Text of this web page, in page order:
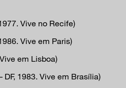
Vive no Recife)
Vive em Paris)
em Lisboa)
1983. Vive em Brasília)